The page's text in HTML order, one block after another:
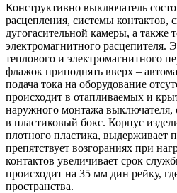
Конструктивно выключатель
расцепления, системы контактов,
дугогасительной камеры, а также
электромагнитного
теплового и электромагнитного
флажок приподнять вверх –
подача тока на оборудование
происходит в отапливаемых и
наружного монтажа выключателя,
в пластиковый бокс. Корпус
плотного пластика, выдерживает
препятствует возгораниях при
контактов увеличивает срок
происходит на 35 мм дин рейку,
пространства.